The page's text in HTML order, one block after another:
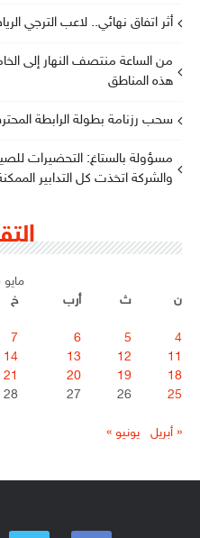
أثر اتفاق نهائي.. لاعب الترجي
من الساعة منتصف النهار إلى
هذه المناطق
سحب رزنامة بطولة الرابطة
والشركة اتخذت كل التدابير
مايو 2026
ن
ث أرب خ
4
5
6
7
11
12
13
14
18
19
20
21
25
26
27
28
« أبريل يونيو »